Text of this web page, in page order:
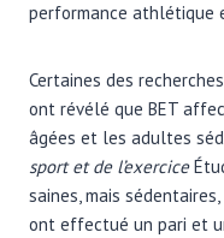
performance athlétique
Certaines des
ont révélé que BET
âgées et les adultes
sport et de l’exercice
saines, mais
ont effectué un pari et